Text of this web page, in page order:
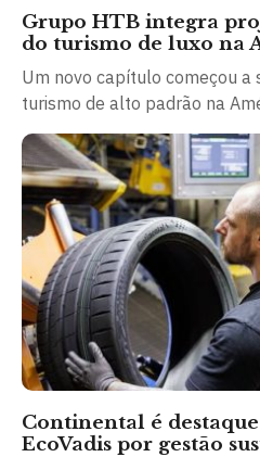
Grupo HTB integra
do turismo de luxo na
Um novo capítulo começou a
turismo de alto padrão na
Continental é
EcoVadis por gestão